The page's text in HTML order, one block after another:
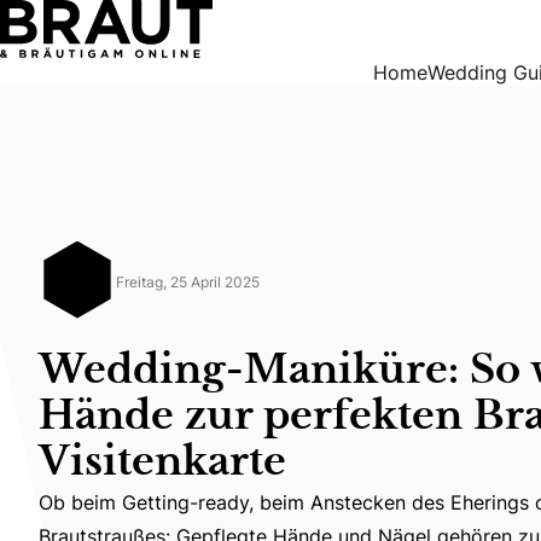
Wedding-Maniküre: So werden eure Hände zur perfekten
HomeWedding
Freitag, 25 April 2025
Wedding-Maniküre: So
Hände zur perfekten
Visitenkarte
Ob beim Getting-ready, beim Anstecken des
Ob beim Getting-ready, beim Anstecken des Eherings